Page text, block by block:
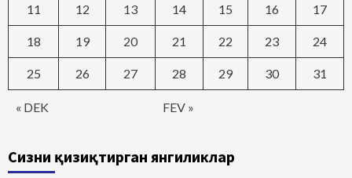
« DEK FEV »
11 12 13 14 15 16 17
18 19 20 21 22 23 24
25 26 27 28 29 30 31
Сизни қизиқтирган янгиликлар